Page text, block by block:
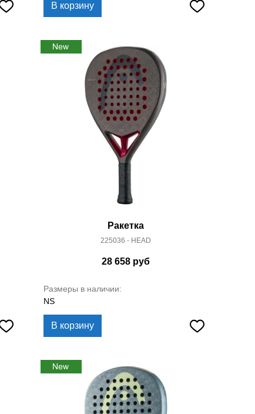
В корзину
Ракетка
225036 - HEAD
28 658 руб
Размеры в наличии:
NS
В корзину